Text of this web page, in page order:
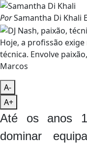
PorSamantha Di Khali
Hoje, a profissão
técnica. Envolve
Marcos
A-
A+
Até os anos
dominar